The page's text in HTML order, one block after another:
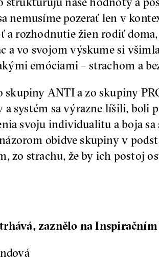
nemusíme pozerať len v
rozhodnutie žien rodiť doma,
a vo svojom výskume si
emóciami – strachom a
ANTI a zo skupiny
systém sa výrazne líšili, boli
svoju individualitu a boja
obidve skupiny v
zo strachu, že by ich postoj
zaznělo na